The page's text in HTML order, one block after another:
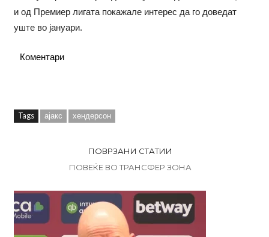
и од Премиер лигата покажале интерес да го доведат
уште во јануари.
Коментари
Tags ајакс хендерсон
ПОВРЗАНИ СТАТИИ
ПОВЕЌЕ ВО ТРАНСФЕР ЗОНА